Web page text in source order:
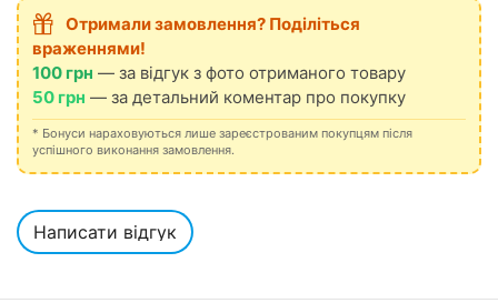
Отримали замовлення? Поділіться
враженнями!
100 грн — за відгук з фото отриманого товару
50 грн — за детальний коментар про покупку
* Бонуси нараховуються лише зареєстрованим покупцям після
успішного виконання замовлення.
Написати відгук